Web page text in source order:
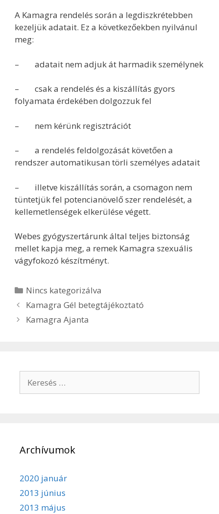
A Kamagra rendelés során a legdiszkrétebben
kezeljük adatait. Ez a következőekben nyilvánul
meg:
– adatait nem adjuk át harmadik személynek
– csak a rendelés és a kiszállítás gyors
folyamata érdekében dolgozzuk fel
– nem kérünk regisztrációt
– a rendelés feldolgozását követően a
rendszer automatikusan törli személyes adatait
– illetve kiszállítás során, a csomagon nem
tüntetjük fel potencianövelő szer rendelését, a
kellemetlenségek elkerülése végett.
Webes gyógyszertárunk által teljes biztonság
mellet kapja meg, a remek Kamagra szexuális
vágyfokozó készítményt.
Kategória
Nincs kategorizálva
Bejegyzés
navigáció
Kamagra Gél betegtájékoztató
Kamagra Ajanta
Archívumok
2020 január
2013 június
2013 május